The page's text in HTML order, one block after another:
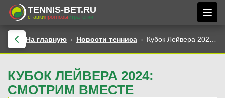
TENNIS-BET.RU
ставкипрогнозыстратегии
На главную Новости тенниса Кубок Лейвера 2024: смотрим вместе
КУБОК ЛЕЙВЕРА 2024:
СМОТРИМ ВМЕСТЕ